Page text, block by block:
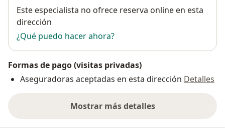
Disponibilidad
Este especialista no ofrece reserva online en esta
dirección
¿Qué puedo hacer ahora?
Formas de pago (visitas privadas)
Aseguradoras aceptadas en esta dirección Detalles
Mostrar más detalles
sobre la dirección